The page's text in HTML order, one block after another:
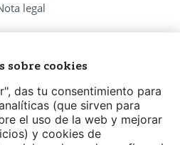
sobre cookies
das tu consentimiento para
(que sirven para
el uso de la web y mejorar
y cookies de
legal
de Cookies
frecuentes